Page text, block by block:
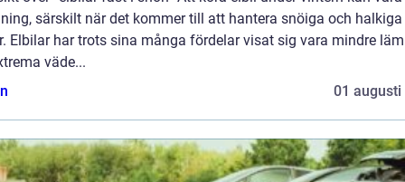
särskilt när det kommer till att hantera snöiga och halkiga
Elbilar har trots sina många fördelar visat sig vara mindre
väde...
01 augusti